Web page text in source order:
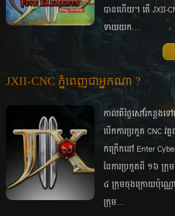
បាន​ហើយ។ តើ​ JXII-
ទាយ​យក…
JXII-CNC ភ្នំពេញ​ជា​អ្នក​ណា ?
កាល​ពី​ថ្ងៃ​សៅរ៌​កន្លង​ទ
បើក​ការ​ប្រកួត​ CNC វគ្
កក្រើក​នៅ Enter
នៃ​ការ​ប្រកួត​ពី ១៦ ក្
៤ ក្រុម​ចុង​ក្រោយ​ប៉ុណ្ណ
ក្រុម…